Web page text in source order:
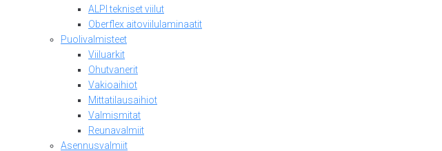
ALPI tekniset viilut
Oberflex aitoviilulaminaatit
Puolivalmisteet
Viiluarkit
Ohutvanerit
Vakioaihiot
Mittatilausaihiot
Valmismitat
Reunavalmiit
Asennusvalmiit